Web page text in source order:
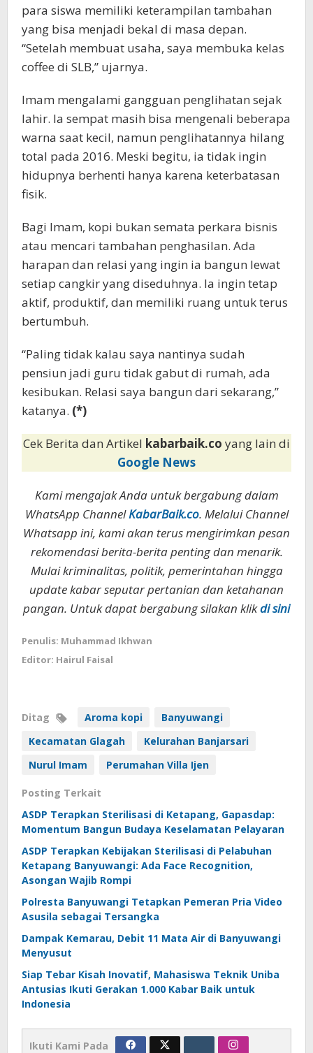
para siswa memiliki keterampilan tambahan
yang bisa menjadi bekal di masa depan.
“Setelah membuat usaha, saya membuka kelas
coffee di SLB,” ujarnya.
Imam mengalami gangguan penglihatan sejak
lahir. Ia sempat masih bisa mengenali beberapa
warna saat kecil, namun penglihatannya hilang
total pada 2016. Meski begitu, ia tidak ingin
hidupnya berhenti hanya karena keterbatasan
fisik.
Bagi Imam, kopi bukan semata perkara bisnis
atau mencari tambahan penghasilan. Ada
harapan dan relasi yang ingin ia bangun lewat
setiap cangkir yang diseduhnya. Ia ingin tetap
aktif, produktif, dan memiliki ruang untuk terus
bertumbuh.
“Paling tidak kalau saya nantinya sudah
pensiun jadi guru tidak gabut di rumah, ada
kesibukan. Relasi saya bangun dari sekarang,”
katanya. (*)
Cek Berita dan Artikel kabarbaik.co yang lain di
Google News
Kami mengajak Anda untuk bergabung dalam
WhatsApp ChannelKabarBaik.co. Melalui Channel
Whatsapp ini, kami akan terus mengirimkan pesan
rekomendasi berita-berita penting dan menarik.
Mulai kriminalitas, politik, pemerintahan hingga
update kabar seputar pertanian dan ketahanan
pangan. Untuk dapat bergabung silakan klikdi sini
Penulis: Muhammad Ikhwan
Editor: Hairul Faisal
Ditag Aroma kopi
Banyuwangi
Kecamatan Glagah
Kelurahan Banjarsari
Nurul Imam
Perumahan Villa Ijen
Posting Terkait
ASDP Terapkan Sterilisasi di Ketapang, Gapasdap:
Momentum Bangun Budaya Keselamatan Pelayaran
ASDP Terapkan Kebijakan Sterilisasi di Pelabuhan
Ketapang Banyuwangi: Ada Face Recognition,
Asongan Wajib Rompi
Polresta Banyuwangi Tetapkan Pemeran Pria Video
Asusila sebagai Tersangka
Dampak Kemarau, Debit 11 Mata Air di Banyuwangi
Menyusut
Siap Tebar Kisah Inovatif, Mahasiswa Teknik Uniba
Antusias Ikuti Gerakan 1.000 Kabar Baik untuk
Indonesia
Ikuti Kami Pada